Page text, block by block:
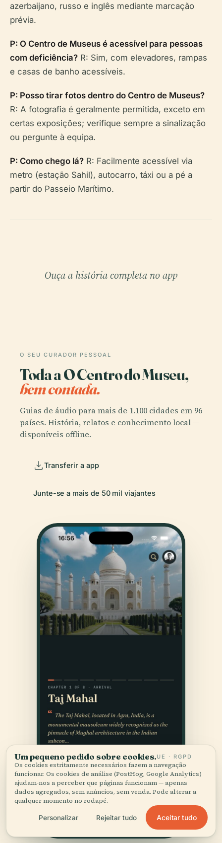
azerbaijano, russo e inglês mediante marcação
prévia.
P: O Centro de Museus é acessível para pessoas
com deficiência? R: Sim, com elevadores, rampas
e casas de banho acessíveis.
P: Posso tirar fotos dentro do Centro de Museus?
R: A fotografia é geralmente permitida, exceto em
certas exposições; verifique sempre a sinalização
ou pergunte à equipa.
P: Como chego lá? R: Facilmente acessível via
metro (estação Sahil), autocarro, táxi ou a pé a
partir do Passeio Marítimo.
Ouça a história completa no app
O SEU CURADOR PESSOAL
Toda a O Centro do Museu,
bem contada.
Guias de áudio para mais de 1.100 cidades em 96
países. História, relatos e conhecimento local —
disponíveis offline.
Transferir a app
Junte-se a mais de 50 mil viajantes
Um pequeno pedido sobre cookies.UE · RGPD
Os cookies estritamente necessários fazem a navegação
funcionar. Os cookies de análise (PostHog, Google Analytics)
ajudam-nos a perceber que páginas funcionam — apenas
dados agregados, sem anúncios, sem venda. Pode alterar a
qualquer momento no rodapé.
Personalizar Rejeitar tudo Aceitar tudo